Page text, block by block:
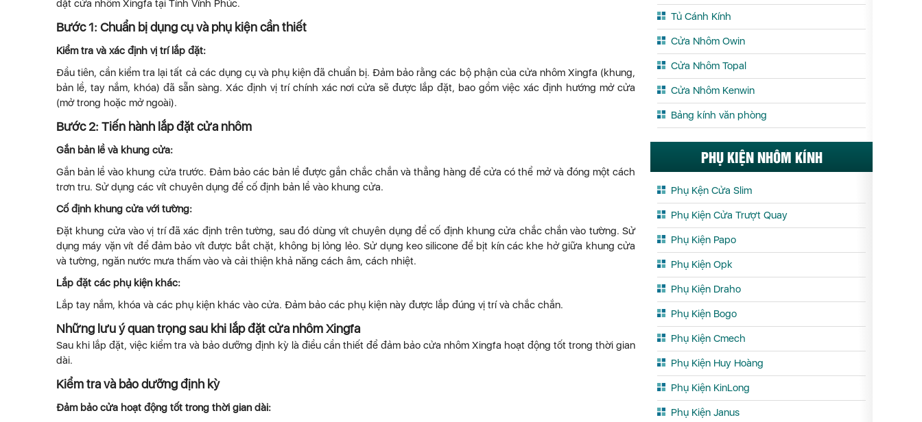
đặt cửa nhôm Xingfa tại Tỉnh Vĩnh Phúc.
Bước 1: Chuẩn bị dụng cụ và phụ kiện cần thiết
Kiểm tra và xác định vị trí lắp đặt:
Đầu tiên, cần kiểm tra lại tất cả các dụng cụ và phụ kiện đã chuẩn bị. Đảm bảo rằng các bộ phận của cửa nhôm Xingfa (khung,
bản lề, tay nắm, khóa) đã sẵn sàng. Xác định vị trí chính xác nơi cửa sẽ được lắp đặt, bao gồm việc xác định hướng mở cửa
(mở trong hoặc mở ngoài).
Bước 2: Tiến hành lắp đặt cửa nhôm
Gắn bản lề và khung cửa:
Gắn bản lề vào khung cửa trước. Đảm bảo các bản lề được gắn chắc chắn và thẳng hàng để cửa có thể mở và đóng một cách
trơn tru. Sử dụng các vít chuyên dụng để cố định bản lề vào khung cửa.
Cố định khung cửa với tường:
Đặt khung cửa vào vị trí đã xác định trên tường, sau đó dùng vít chuyên dụng để cố định khung cửa chắc chắn vào tường. Sử
dụng máy vặn vít để đảm bảo vít được bắt chặt, không bị lỏng lẻo. Sử dụng keo silicone để bịt kín các khe hở giữa khung cửa
và tường, ngăn nước mưa thấm vào và cải thiện khả năng cách âm, cách nhiệt.
Lắp đặt các phụ kiện khác:
Lắp tay nắm, khóa và các phụ kiện khác vào cửa. Đảm bảo các phụ kiện này được lắp đúng vị trí và chắc chắn.
Những lưu ý quan trọng sau khi lắp đặt cửa nhôm Xingfa
Sau khi lắp đặt, việc kiểm tra và bảo dưỡng định kỳ là điều cần thiết để đảm bảo cửa nhôm Xingfa hoạt động tốt trong thời gian
dài.
Kiểm tra và bảo dưỡng định kỳ
Đảm bảo cửa hoạt động tốt trong thời gian dài:
Tủ Cánh Kính
Cửa Nhôm Owin
Cửa Nhôm Topal
Cửa Nhôm Kenwin
Bảng kính văn phòng
PHỤ KIỆN NHÔM KÍNH
Phụ Kện Cửa Slim
Phụ Kiện Cửa Trượt Quay
Phụ Kiện Papo
Phụ Kiện Opk
Phụ Kiện Draho
Phụ Kiện Bogo
Phụ Kiện Cmech
Phụ Kiện Huy Hoàng
Phụ Kiện KinLong
Phụ Kiện Janus